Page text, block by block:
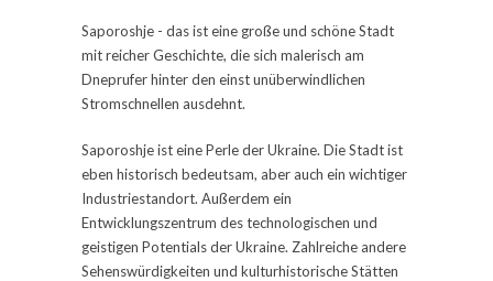
Saporoshje - das ist eine große und schöne Stadt
mit reicher Geschichte, die sich malerisch am
Dneprufer hinter den einst unüberwindlichen
Stromschnellen ausdehnt.
Saporoshje ist eine Perle der Ukraine. Die Stadt ist
eben historisch bedeutsam, aber auch ein wichtiger
Industriestandort. Außerdem ein
Entwicklungszentrum des technologischen und
geistigen Potentials der Ukraine. Zahlreiche andere
Sehenswürdigkeiten und kulturhistorische Stätten